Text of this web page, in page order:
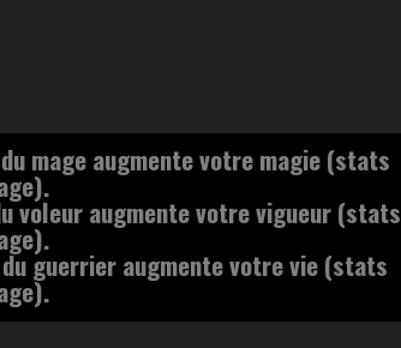
mage augmente votre magie (stats
voleur augmente votre vigueur (stats
guerrier augmente votre vie (stats